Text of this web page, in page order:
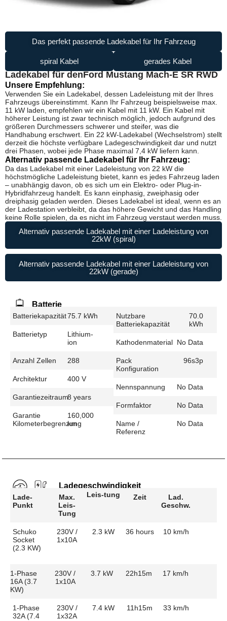
Das perfekt passende Ladekabel für Ihr Fahrzeug
spiral Kabel gerades Kabel
Ladekabel für denFord Mustang Mach-E SR RWD
Unsere Empfehlung:
Verwenden Sie ein Ladekabel, dessen Ladeleistung mit der Ihres
Fahrzeugs übereinstimmt. Kann Ihr Fahrzeug beispielsweise max.
11 kW laden, empfehlen wir ein Kabel mit 11 kW. Ein Kabel mit
höherer Leistung ist zwar technisch möglich, jedoch aufgrund des
größeren Durchmessers schwerer und steifer, was die
Handhabung erschwert. Ein 22 kW-Ladekabel (Wechselstrom) stellt
derzeit die höchste verfügbare Ladegeschwindigkeit dar und nutzt
drei Phasen, wobei jede Phase maximal 7,4 kW liefern kann.
Alternativ passende Ladekabel für Ihr Fahrzeug:
Da das Ladekabel mit einer Ladeleistung von 22 kW die
höchstmögliche Ladeleistung bietet, kann es jedes Fahrzeug laden
– unabhängig davon, ob es sich um ein Elektro- oder Plug-in-
Hybridfahrzeug handelt. Es kann einphasig, zweiphasig oder
dreiphasig geladen werden. Dieses Ladekabel ist ideal, wenn es an
der Ladestation verbleibt, da das höhere Gewicht und das Handling
keine Rolle spielen, da es nicht im Fahrzeug verstaut werden muss.
Alternativ passende Ladekabel mit einer Ladeleistung von
22kW (spiral)
Alternativ passende Ladekabel mit einer Ladeleistung von
22kW (gerade)
Batterie
Batteriekapazität75.7 kWh
Batterietyp
Lithium-
ion
Anzahl Zellen 288
Architektur 400 V
Garantiezeitraum8 years
Garantie
Kilometerbegrenzung
160,000
km
Nutzbare
Batteriekapazität
70.0
kWh
Kathodenmaterial No Data
Pack
Konfiguration
96s3p
Nennspannung No Data
Formfaktor No Data
Name /
Referenz
No Data
Ladegeschwindigkeit
Lade-
Punkt
Max.
Leis-
Tung
Leis-tung Zeit
Lad.
Geschw.
Schuko
Socket
(2.3 KW)
230V /
1x10A
2.3 kW 36 hours 10 km/h
1-Phase
16A (3.7
KW)
230V /
1x10A
3.7 kW 22h15m 17 km/h
1-Phase
32A (7.4
230V /
1x32A
7.4 kW 11h15m 33 km/h